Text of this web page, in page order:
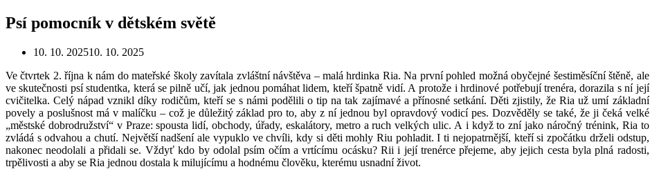
Psí pomocník v dětském světě
10. 10. 202510. 10. 2025
Ve čtvrtek 2. října k nám do mateřské školy zavítala zvláštní návštěva – malá hrdinka Ria. Na první pohled možná obyčejné šestiměsíční štěně, ale
ve skutečnosti psí studentka, která se pilně učí, jak jednou pomáhat lidem, kteří špatně vidí. A protože i hrdinové potřebují trenéra, dorazila s ní její
cvičitelka. Celý nápad vznikl díky rodičům, kteří se s námi podělili o tip na tak zajímavé a přínosné setkání. Děti zjistily, že Ria už umí základní
povely a poslušnost má v malíčku – což je důležitý základ pro to, aby z ní jednou byl opravdový vodicí pes. Dozvěděly se také, že ji čeká velké
„městské dobrodružství“ v Praze: spousta lidí, obchody, úřady, eskalátory, metro a ruch velkých ulic. A i když to zní jako náročný trénink, Ria to
zvládá s odvahou a chutí. Největší nadšení ale vypuklo ve chvíli, kdy si děti mohly Riu pohladit. I ti nejopatrnější, kteří si zpočátku drželi odstup,
nakonec neodolali a přidali se. Vždyť kdo by odolal psím očím a vrtícímu ocásku? Rii i její trenérce přejeme, aby jejich cesta byla plná radosti,
trpělivosti a aby se Ria jednou dostala k milujícímu a hodnému člověku, kterému usnadní život.